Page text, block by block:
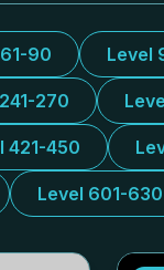
90 Level
270
421-450
Level 601-630